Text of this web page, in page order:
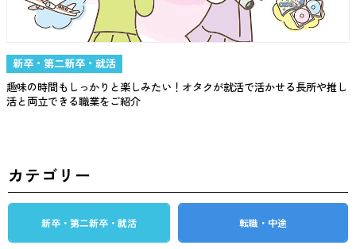
新卒・第二新卒・就活
趣味の時間もしっかりと楽しみたい！オタクが就活で活かせる長所や推し
活と両立できる職業をご紹介
カテゴリー
新卒・第二新卒・就活 転職・中途